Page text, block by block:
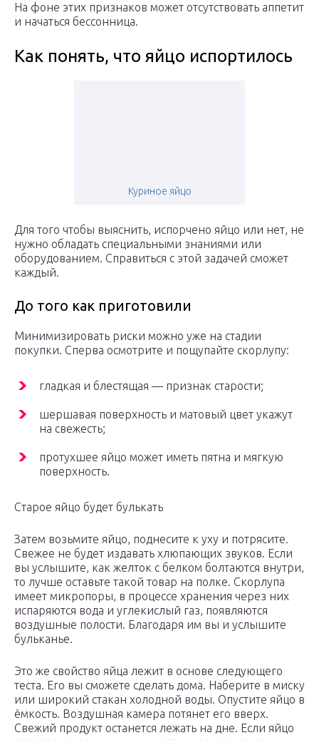
На фоне этих признаков может отсутствовать аппетит
и начаться бессонница.
Как понять, что яйцо испортилось
Куриное яйцо
Для того чтобы выяснить, испорчено яйцо или нет, не
нужно обладать специальными знаниями или
оборудованием. Справиться с этой задачей сможет
каждый.
До того как приготовили
Минимизировать риски можно уже на стадии
покупки. Сперва осмотрите и пощупайте скорлупу:
гладкая и блестящая — признак старости;
шершавая поверхность и матовый цвет укажут
на свежесть;
протухшее яйцо может иметь пятна и мягкую
поверхность.
Старое яйцо будет булькать
Затем возьмите яйцо, поднесите к уху и потрясите.
Свежее не будет издавать хлюпающих звуков. Если
вы услышите, как желток с белком болтаются внутри,
то лучше оставьте такой товар на полке. Скорлупа
имеет микропоры, в процессе хранения через них
испаряются вода и углекислый газ, появляются
воздушные полости. Благодаря им вы и услышите
бульканье.
Это же свойство яйца лежит в основе следующего
теста. Его вы сможете сделать дома. Наберите в миску
или широкий стакан холодной воды. Опустите яйцо в
ёмкость. Воздушная камера потянет его вверх.
Свежий продукт останется лежать на дне. Если яйцо